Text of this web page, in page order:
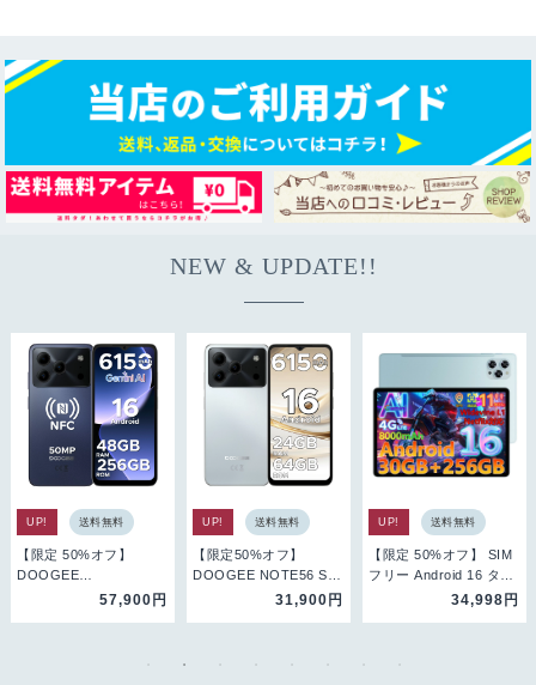
NEW & UPDATE!!
UP! 送料無料
【限定 50%オフ】
DOOGEE
NOTE56PLUS57,900円
UP! 送料無料
【限定50%オフ】
DOOGEE NOTE56 SIM
フリー Andrid …31,900円
UP! 送料無料
【限定 50%オフ】 SIM
フリー Android 16 タブ
レット DOO…34,998円